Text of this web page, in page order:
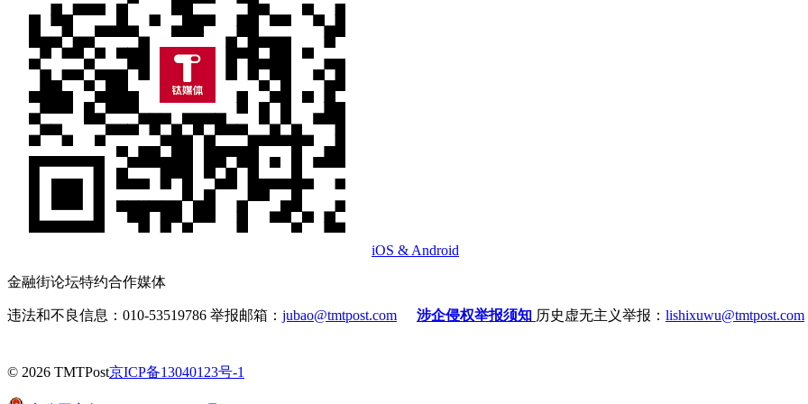
iOS & Android
金融街论坛特约合作媒体
违法和不良信息：010-53519786 举报邮箱： jubao@tmtpost.com 涉企侵权举报须知 历史虚无主义举报： lishixuwu@tmtpost.com
© 2026 TMTPost京ICP备13040123号-1